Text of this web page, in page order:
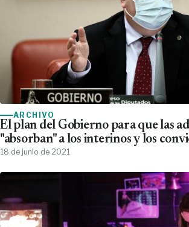
ARCHIVO
El plan del Gobierno para que las
"absorban" a los interinos y los
18 de junio de 2021